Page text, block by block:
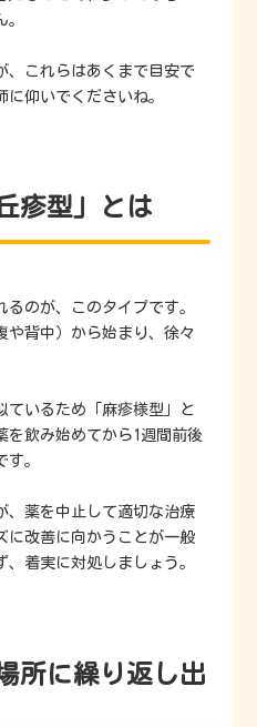
、これらはあくまで目安で
仰いでくださいね。
疹型」とは
のが、このタイプです。
や背中）から始まり、徐々
ているため「麻疹様型」と
を飲み始めてから1週間前後
。
、薬を中止して適切な治療
に改善に向かうことが一般
着実に対処しましょう。
所に繰り返し出